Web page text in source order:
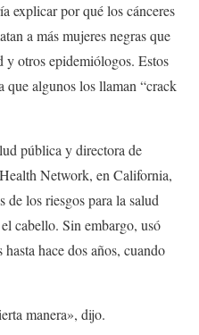
explicar por qué los cánceres
a más mujeres negras que
y otros epidemiólogos. Estos
que algunos los llaman “crack
pública y directora de
Network, en California,
de los riesgos para la salud
cabello. Sin embargo, usó
hace dos años, cuando
manera», dijo.